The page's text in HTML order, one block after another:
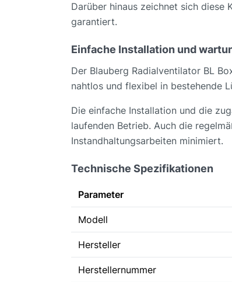
Darüber hinaus zeichnet sich diese
garantiert.
Einfache Installation und
Der Blauberg Radialventilator BL
nahtlos und flexibel in bestehende
Die einfache Installation und die
laufenden Betrieb. Auch die
Instandhaltungsarbeiten minimiert.
Technische Spezifikationen
Parameter
Modell
Hersteller
Herstellernummer